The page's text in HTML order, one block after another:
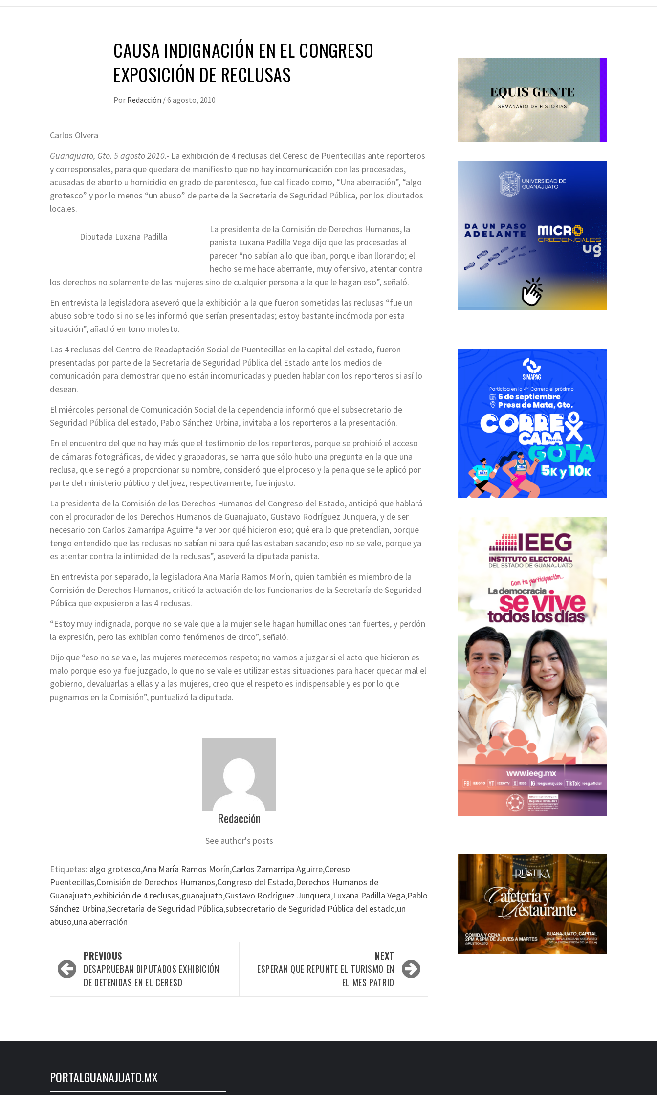
CAUSA INDIGNACIÓN EN EL CONGRESO
EXPOSICIÓN DE RECLUSAS
Por Redacción /6 agosto, 2010
Carlos Olvera
Guanajuato, Gto. 5 agosto 2010.- La exhibición de 4 reclusas del Cereso de Puentecillas ante reporteros
y corresponsales, para que quedara de manifiesto que no hay incomunicación con las procesadas,
acusadas de aborto u homicidio en grado de parentesco, fue calificado como, “Una aberración”, “algo
grotesco” y por lo menos “un abuso” de parte de la Secretaría de Seguridad Pública, por los diputados
locales.
Diputada Luxana Padilla
La presidenta de la Comisión de Derechos Humanos, la
panista Luxana Padilla Vega dijo que las procesadas al
parecer “no sabían a lo que iban, porque iban llorando; el
hecho se me hace aberrante, muy ofensivo, atentar contra
los derechos no solamente de las mujeres sino de cualquier persona a la que le hagan eso”, señaló.
En entrevista la legisladora aseveró que la exhibición a la que fueron sometidas las reclusas “fue un
abuso sobre todo si no se les informó que serían presentadas; estoy bastante incómoda por esta
situación”, añadió en tono molesto.
Las 4 reclusas del Centro de Readaptación Social de Puentecillas en la capital del estado, fueron
presentadas por parte de la Secretaría de Seguridad Pública del Estado ante los medios de
comunicación para demostrar que no están incomunicadas y pueden hablar con los reporteros si así lo
desean.
El miércoles personal de Comunicación Social de la dependencia informó que el subsecretario de
Seguridad Pública del estado, Pablo Sánchez Urbina, invitaba a los reporteros a la presentación.
En el encuentro del que no hay más que el testimonio de los reporteros, porque se prohibió el acceso
de cámaras fotográficas, de video y grabadoras, se narra que sólo hubo una pregunta en la que una
reclusa, que se negó a proporcionar su nombre, consideró que el proceso y la pena que se le aplicó por
parte del ministerio público y del juez, respectivamente, fue injusto.
La presidenta de la Comisión de los Derechos Humanos del Congreso del Estado, anticipó que hablará
con el procurador de los Derechos Humanos de Guanajuato, Gustavo Rodríguez Junquera, y de ser
necesario con Carlos Zamarripa Aguirre “a ver por qué hicieron eso; qué era lo que pretendían, porque
tengo entendido que las reclusas no sabían ni para qué las estaban sacando; eso no se vale, porque ya
es atentar contra la intimidad de la reclusas”, aseveró la diputada panista.
En entrevista por separado, la legisladora Ana María Ramos Morín, quien también es miembro de la
Comisión de Derechos Humanos, criticó la actuación de los funcionarios de la Secretaría de Seguridad
Pública que expusieron a las 4 reclusas.
“Estoy muy indignada, porque no se vale que a la mujer se le hagan humillaciones tan fuertes, y perdón
la expresión, pero las exhibían como fenómenos de circo”, señaló.
Dijo que “eso no se vale, las mujeres merecemos respeto; no vamos a juzgar si el acto que hicieron es
malo porque eso ya fue juzgado, lo que no se vale es utilizar estas situaciones para hacer quedar mal el
gobierno, devaluarlas a ellas y a las mujeres, creo que el respeto es indispensable y es por lo que
pugnamos en la Comisión”, puntualizó la diputada.
Redacción
See author's posts
Etiquetas: algo grotesco,Ana María Ramos Morín,Carlos Zamarripa Aguirre,Cereso
Puentecillas,Comisión de Derechos Humanos,Congreso del Estado,Derechos Humanos de
Guanajuato,exhibición de 4 reclusas,guanajuato,Gustavo Rodríguez Junquera,Luxana Padilla Vega,Pablo
Sánchez Urbina,Secretaría de Seguridad Pública,subsecretario de Seguridad Pública del estado,un
abuso,una aberración
Post
navigation
PREVIOUS
DESAPRUEBAN DIPUTADOS EXHIBICIÓN
DE DETENIDAS EN EL CERESO
NEXT
ESPERAN QUE REPUNTE EL TURISMO EN
EL MES PATRIO
PORTALGUANAJUATO.MX